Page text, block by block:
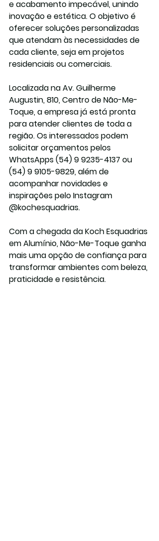
e acabamento impecável, unindo
inovação e estética. O objetivo é
oferecer soluções personalizadas
que atendam às necessidades de
cada cliente, seja em projetos
residenciais ou comerciais.
Localizada na Av. Guilherme
Augustin, 810, Centro de Não-Me-
Toque, a empresa já está pronta
para atender clientes de toda a
região. Os interessados podem
solicitar orçamentos pelos
WhatsApps (54) 9 9235-4137 ou
(54) 9 9105-9829, além de
acompanhar novidades e
inspirações pelo Instagram
@kochesquadrias.
Com a chegada da Koch Esquadrias
em Alumínio, Não-Me-Toque ganha
mais uma opção de confiança para
transformar ambientes com beleza,
praticidade e resistência.